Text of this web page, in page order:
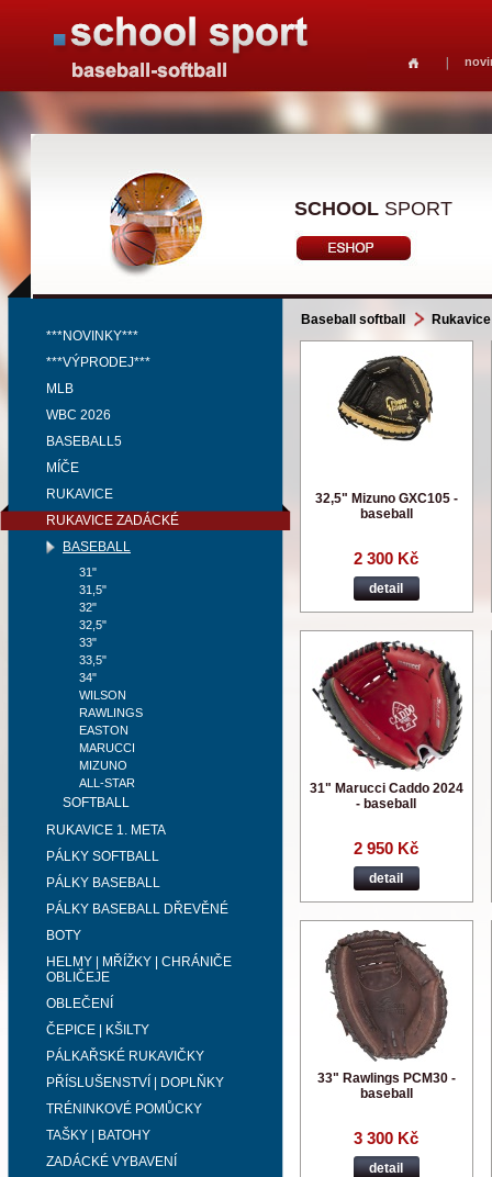
SCHOOL SPORT
***NOVINKY***
***VÝPRODEJ***
MLB
WBC 2026
BASEBALL5
MÍČE
RUKAVICE
RUKAVICE ZADÁCKÉ
BASEBALL
31"
31,5"
32"
32,5"
33"
33,5"
34"
WILSON
RAWLINGS
EASTON
MARUCCI
MIZUNO
ALL-STAR
SOFTBALL
RUKAVICE 1. META
PÁLKY SOFTBALL
PÁLKY BASEBALL
PÁLKY BASEBALL DŘEVĚNÉ
BOTY
HELMY | MŘÍŽKY | CHRÁNIČE
OBLIČEJE
OBLEČENÍ
ČEPICE | KŠILTY
PÁLKAŘSKÉ RUKAVIČKY
PŘÍSLUŠENSTVÍ | DOPLŇKY
TRÉNINKOVÉ POMŮCKY
TAŠKY | BATOHY
ZADÁCKÉ VYBAVENÍ
Baseball softball
32,5" Mizuno GXC105 -
baseball
2 300 Kč
detail
31" Marucci Caddo 2024
- baseball
2 950 Kč
detail
33" Rawlings PCM30 -
baseball
3 300 Kč
detail